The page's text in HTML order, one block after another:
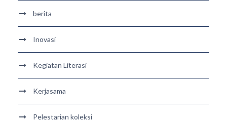
berita
Inovasi
Kegiatan Literasi
Kerjasama
Pelestarian koleksi